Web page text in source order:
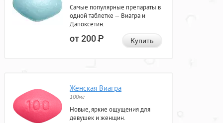
Самые популярные препараты в
одной таблетке — Виагра и
Дапоксетин.
от 200Р Купить
Женская Виагра
100мг
Новые, яркие ощущения для
девушек и женщин.